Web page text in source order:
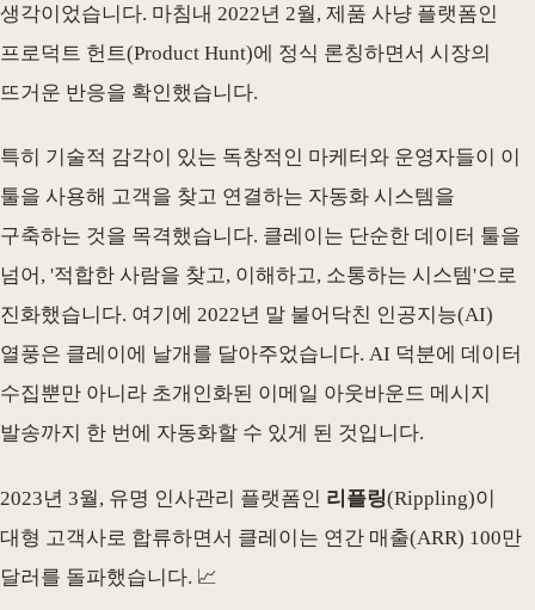
생각이었습니다. 마침내 2022년 2월, 제품 사냥 플랫폼인
프로덕트 헌트(Product Hunt)에 정식 론칭하면서 시장의
뜨거운 반응을 확인했습니다.
특히 기술적 감각이 있는 독창적인 마케터와 운영자들이 이
툴을 사용해 고객을 찾고 연결하는 자동화 시스템을
구축하는 것을 목격했습니다. 클레이는 단순한 데이터 툴을
넘어, '적합한 사람을 찾고, 이해하고, 소통하는 시스템'으로
진화했습니다. 여기에 2022년 말 불어닥친 인공지능(AI)
열풍은 클레이에 날개를 달아주었습니다. AI 덕분에 데이터
수집뿐만 아니라 초개인화된 이메일 아웃바운드 메시지
발송까지 한 번에 자동화할 수 있게 된 것입니다.
2023년 3월, 유명 인사관리 플랫폼인 리플링(Rippling)이
대형 고객사로 합류하면서 클레이는 연간 매출(ARR) 100만
달러를 돌파했습니다. 📈